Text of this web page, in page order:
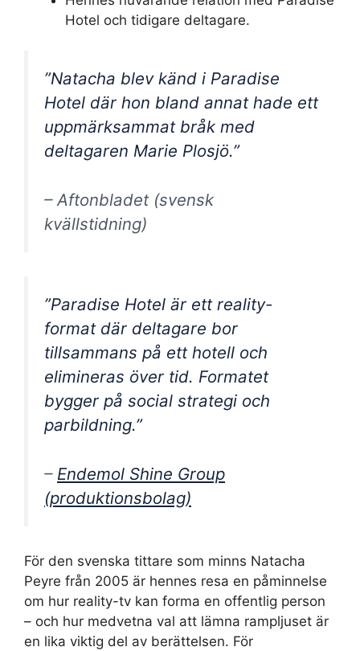
Hotel och tidigare deltagare.
”Natacha blev känd i Paradise
Hotel där hon bland annat hade ett
uppmärksammat bråk med
deltagaren Marie Plosjö.”
– Aftonbladet (svensk
kvällstidning)
”Paradise Hotel är ett reality-
format där deltagare bor
tillsammans på ett hotell och
elimineras över tid. Formatet
bygger på social strategi och
parbildning.”
– Endemol Shine Group
(produktionsbolag)
För den svenska tittare som minns Natacha
Peyre från 2005 är hennes resa en påminnelse
om hur reality-tv kan forma en offentlig person
– och hur medvetna val att lämna rampljuset är
en lika viktig del av berättelsen. För